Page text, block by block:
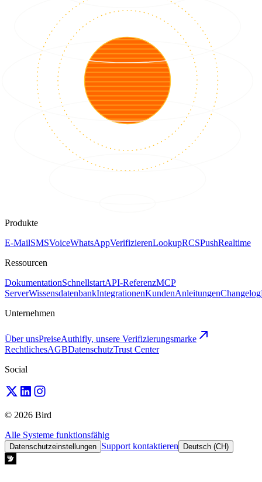
Produkte
E-MailSMSVoiceWhatsAppVerifizierenLookupRCSPushRealtime
Ressourcen
DokumentationSchnellstartAPI-ReferenzMCP
ServerWissensdatenbankIntegrationenKundenAnleitungenChangelog
Unternehmen
Über unsPreiseAuthifly, unsere Verifizierungsmarke
RechtlichesAGBDatenschutzTrust Center
Social
© 2026 Bird
Alle Systeme funktionsfähig
Datenschutzeinstellungen Support kontaktieren Deutsch (CH)